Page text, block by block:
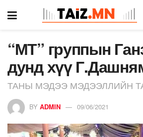
“МТ” группын
дунд хүү
ТАНЫ МЭДЭЭ МЭДЭЭЛЛИЙН
BY ADMIN 09/06/2021